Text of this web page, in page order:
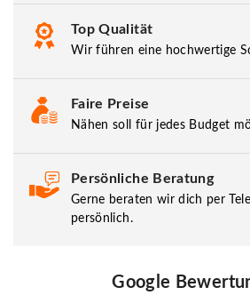
Top Qualität
Wir führen eine hochwertige
Faire Preise
Nähen soll für jedes Budget
Persönliche Beratung
Gerne beraten wir dich per
persönlich.
Google